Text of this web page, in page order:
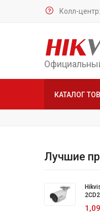
Колл-
HIK
КАТАЛОГ
Лучшие